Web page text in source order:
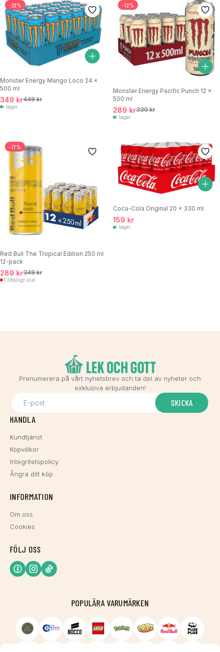
-22%
Monster Energy Mango Loco 24 x
500 ml
349 kr449 kr
I lager
-12%
Monster Energy Pacific Punch 12 x
500 ml
289 kr330 kr
I lager
-17%
Red Bull The Tropical Edition 250 ml
12-pack
289 kr349 kr
Tillfälligt slut
Coca-Cola Original 20 x 330 ml
159 kr
I lager
Prenumerera på vårt nyhetsbrev och ta del av nyheter och
exklusiva erbjudanden!
SKICKA
HANDLA
Kundtjänst
Köpvillkor
Integritetspolicy
Ångra ditt köp
INFORMATION
Om oss
Cookies
FÖLJ OSS
POPULÄRA VARUMÄRKEN